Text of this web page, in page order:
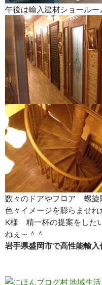
午後は輸入建材ショール
数々のドアやフロア 螺旋
色々イメージを膨らませれ
K様 精一杯の提案をした
ねぇ～＾＾
岩手県盛岡市で高性能輸入
インデュ